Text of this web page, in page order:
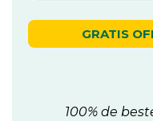
GRATIS
100% de